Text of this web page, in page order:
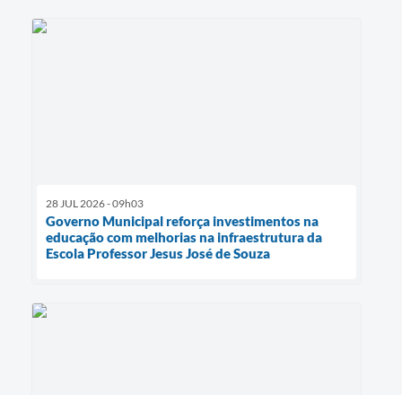
28 JUL 2026 - 09h03
Governo Municipal reforça investimentos na
educação com melhorias na infraestrutura da
Escola Professor Jesus José de Souza